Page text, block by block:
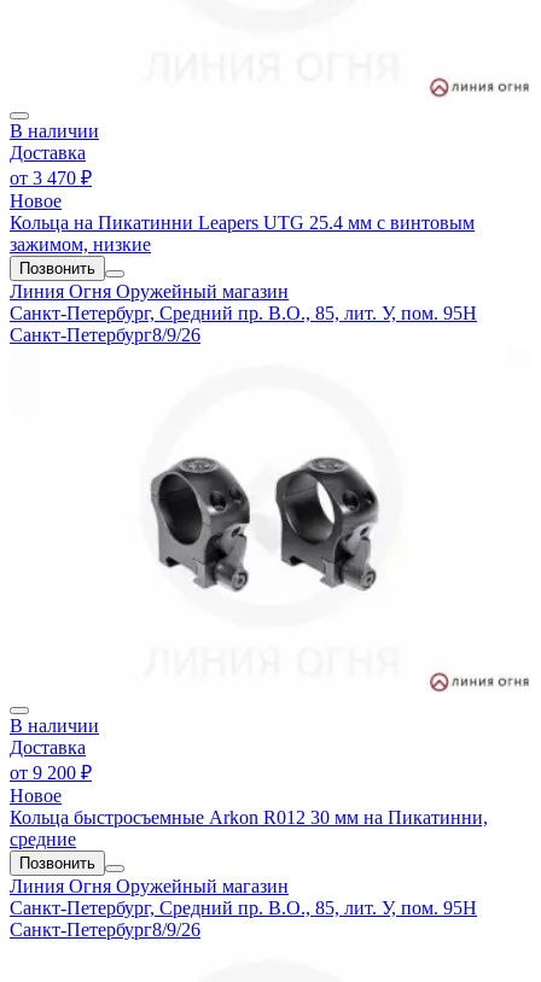
В наличии
Доставка
от 3 470 ₽
Новое
Кольца на Пикатинни Leapers UTG 25.4 мм с винтовым
зажимом, низкие
Позвонить
Линия Огня Оружейный магазин
Санкт-Петербург, Средний пр. В.О., 85, лит. У, пом. 95Н
Санкт-Петербург8/9/26
В наличии
Доставка
от 9 200 ₽
Новое
Кольца быстросъемные Arkon R012 30 мм на Пикатинни,
средние
Позвонить
Линия Огня Оружейный магазин
Санкт-Петербург, Средний пр. В.О., 85, лит. У, пом. 95Н
Санкт-Петербург8/9/26